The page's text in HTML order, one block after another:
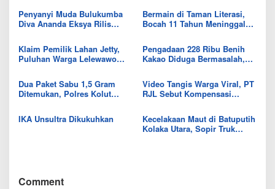
Penyanyi Muda Bulukumba
Diva Ananda Eksya Rilis
Bermain di Taman Literasi,
Bocah 11 Tahun Meninggal
Klaim Pemilik Lahan Jetty,
Puluhan Warga Lelewawo
Pengadaan 228 Ribu Benih
Kakao Diduga Bermasalah,
Dua Paket Sabu 1,5 Gram
Ditemukan, Polres Kolut
Video Tangis Warga Viral, PT
RJL Sebut Kompensasi
IKA Unsultra Dikukuhkan
Kecelakaan Maut di Batuputih
Kolaka Utara, Sopir Truk
Comment